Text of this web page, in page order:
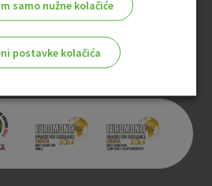
samo nužne kolačiće
postavke kolačića